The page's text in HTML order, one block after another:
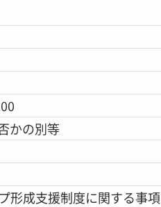
かの別等
形成支援制度に関する事項